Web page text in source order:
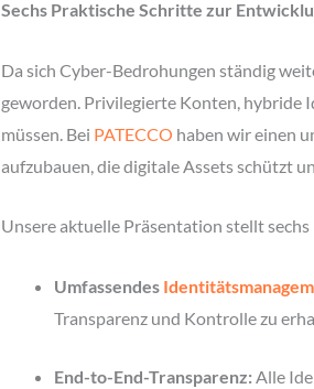
Sechs Praktische Schritte zur
Da sich Cyber-Bedrohungen ständig
geworden. Privilegierte Konten, hybride
müssen. Bei PATECCO haben wir einen
aufzubauen, die digitale Assets schützt
Unsere aktuelle Präsentation stellt
Umfassendes
Transparenz und Kontrolle zu
End-to-End-Transparenz: Alle